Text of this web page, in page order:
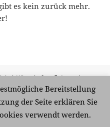
es kein zurück mehr.
,Wirtschaft Schlagwörter
Arcandor,
,Karstadt,Kaufhalle,
Warenhaus
waren Häuser!?
Bereitstellung
der Seite erklären Sie
verwendt werden.